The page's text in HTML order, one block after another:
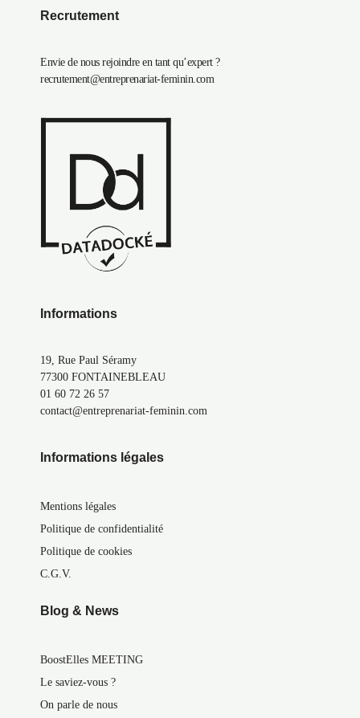
Recrutement
Envie de nous rejoindre en tant qu’expert ?
recrutement@entreprenariat-feminin.com
Informations
19, Rue Paul Séramy
77300 FONTAINEBLEAU
01 60 72 26 57
contact@entreprenariat-feminin.com
Informations légales
Mentions légales
Politique de confidentialité
Politique de cookies
C.G.V.
Blog & News
BoostElles MEETING
Le saviez-vous ?
On parle de nous